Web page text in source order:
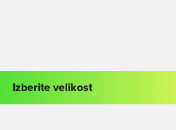
vpis kot član
Izberite velikost